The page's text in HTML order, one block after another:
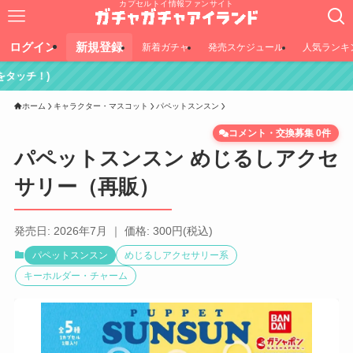
カプセルトイ情報ファンサイト
ログイン 新規登録 新着ガチャ 発売スケジュール 人気ランキ
ホーム キャラクター・マスコット パペットスンスン
パペットスンスン めじるしアクセ
サリー（再販）
コメント・交換募集 0件
発売日: 2026年7月 ｜ 価格: 300円(税込)
パペットスンスン
めじるしアクセサリー系
キーホルダー・チャーム